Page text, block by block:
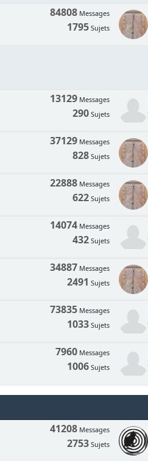
84808 Messages
1795 Sujets
13129 Messages
290 Sujets
37129 Messages
828 Sujets
22888 Messages
622 Sujets
14074 Messages
432 Sujets
34887 Messages
2491 Sujets
73835 Messages
1033 Sujets
7960 Messages
1006 Sujets
41208 Messages
2753 Sujets